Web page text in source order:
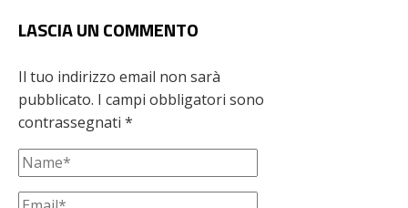
LASCIA UN COMMENTO
Il tuo indirizzo email non sarà
pubblicato. I campi obbligatori sono
contrassegnati *